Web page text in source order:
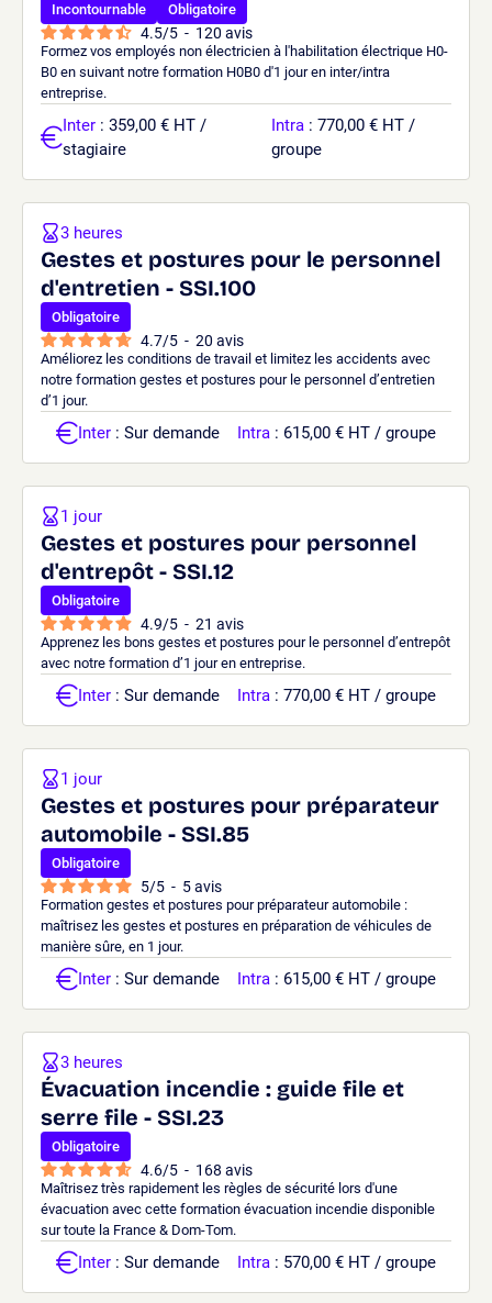
Incontournable Obligatoire
4.5/5 - 120 avis
Formez vos employés non électricien à l'habilitation électrique H0-
B0 en suivant notre formation H0B0 d'1 jour en inter/intra
entreprise.
Inter : 359,00 € HT /
stagiaire
Intra : 770,00 € HT /
groupe
Gestes et postures pour le personnel
d'entretien - SSI.100
Obligatoire
4.7/5 - 20 avis
Améliorez les conditions de travail et limitez les accidents avec
notre formation gestes et postures pour le personnel d’entretien
d’1 jour.
3 heures
Inter : Sur demande Intra : 615,00 € HT / groupe
Gestes et postures pour personnel
d'entrepôt - SSI.12
Obligatoire
4.9/5 - 21 avis
Apprenez les bons gestes et postures pour le personnel d’entrepôt
avec notre formation d’1 jour en entreprise.
1 jour
Inter : Sur demande Intra : 770,00 € HT / groupe
Gestes et postures pour préparateur
automobile - SSI.85
Obligatoire
5/5 - 5avis
Formation gestes et postures pour préparateur automobile :
maîtrisez les gestes et postures en préparation de véhicules de
manière sûre, en 1 jour.
1 jour
Inter : Sur demande Intra : 615,00 € HT / groupe
Évacuation incendie : guide file et
serre file - SSI.23
Obligatoire
4.6/5 - 168 avis
Maîtrisez très rapidement les règles de sécurité lors d'une
évacuation avec cette formation évacuation incendie disponible
sur toute la France & Dom-Tom.
3 heures
Inter : Sur demande Intra : 570,00 € HT / groupe